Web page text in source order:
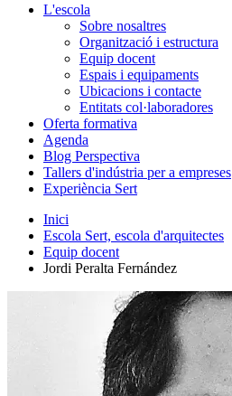
L'escola
Sobre nosaltres
Organització i estructura
Equip docent
Espais i equipaments
Ubicacions i contacte
Entitats col·laboradores
Oferta formativa
Agenda
Blog Perspectiva
Tallers d'indústria per a empreses
Experiència Sert
Inici
Escola Sert, escola d'arquitectes
Equip docent
Jordi Peralta Fernández